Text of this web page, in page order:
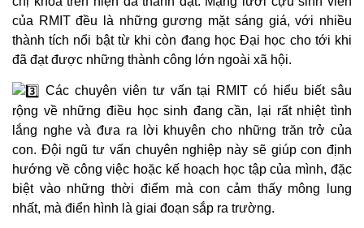
của RMIT đều là những gương mặt sáng giá, với nhiều
thành tích nổi bật từ khi còn đang học Đại học cho tới khi
đã đạt được những thành công lớn ngoài xã hội.
Các chuyên viên tư vấn tại RMIT có hiểu biết sâu
rộng về những điều học sinh đang cần, lại rất nhiệt tình
lắng nghe và đưa ra lời khuyên cho những trăn trở của
con. Đội ngũ tư vấn chuyên nghiệp này sẽ giúp con định
hướng về công việc hoặc kế hoạch học tập của mình, đặc
biệt vào những thời điểm mà con cảm thấy mông lung
nhất, mà điển hình là giai đoạn sắp ra trường.